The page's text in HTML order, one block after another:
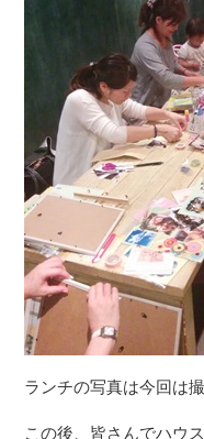
ランチの写真は今回は
この後、皆さんでハウ